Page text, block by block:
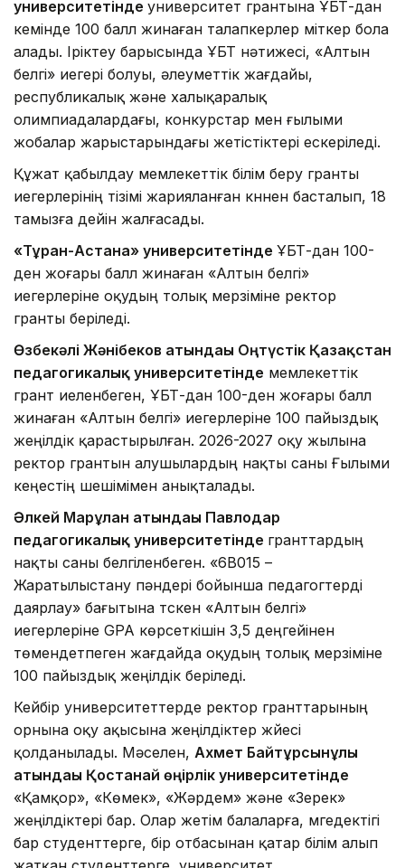
университетінде университет грантына ҰБТ-дан
кемінде 100 балл жинаған талапкерлер үміткер бола
алады. Іріктеу барысында ҰБТ нәтижесі, «Алтын
белгі» иегері болуы, әлеуметтік жағдайы,
республикалық және халықаралық
олимпиадалардағы, конкурстар мен ғылыми
жобалар жарыстарындағы жетістіктері ескеріледі.
Құжат қабылдау мемлекеттік білім беру гранты
иегерлерінің тізімі жарияланған күннен басталып, 18
тамызға дейін жалғасады.
«Тұран-Астана» университетінде ҰБТ-дан 100-
ден жоғары балл жинаған «Алтын белгі»
иегерлеріне оқудың толық мерзіміне ректор
гранты беріледі.
Өзбекәлі Жәнібеков атындағы Оңтүстік Қазақстан
педагогикалық университетінде мемлекеттік
грант иеленбеген, ҰБТ-дан 100-ден жоғары балл
жинаған «Алтын белгі» иегерлеріне 100 пайыздық
жеңілдік қарастырылған. 2026-2027 оқу жылына
ректор грантын алушылардың нақты саны Ғылыми
кеңестің шешімімен анықталады.
Әлкей Марғұлан атындағы Павлодар
педагогикалық университетінде гранттардың
нақты саны белгіленбеген. «6В015 –
Жаратылыстану пәндері бойынша педагогтерді
даярлау» бағытына түскен «Алтын белгі»
иегерлеріне GPA көрсеткішін 3,5 деңгейінен
төмендетпеген жағдайда оқудың толық мерзіміне
100 пайыздық жеңілдік беріледі.
Кейбір университеттерде ректор гранттарының
орнына оқу ақысына жеңілдіктер жүйесі
қолданылады. Мәселен, Ахмет Байтұрсынұлы
атындағы Қостанай өңірлік университетінде
«Қамқор», «Көмек», «Жәрдем» және «Зерек»
жеңілдіктері бар. Олар жетім балаларға, мүгедектігі
бар студенттерге, бір отбасынан қатар білім алып